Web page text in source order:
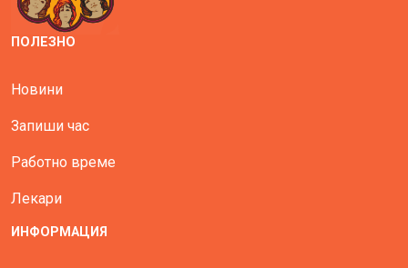
ПОЛЕЗНО
Новини
Запиши час
Работно време
Лекари
ИНФОРМАЦИЯ